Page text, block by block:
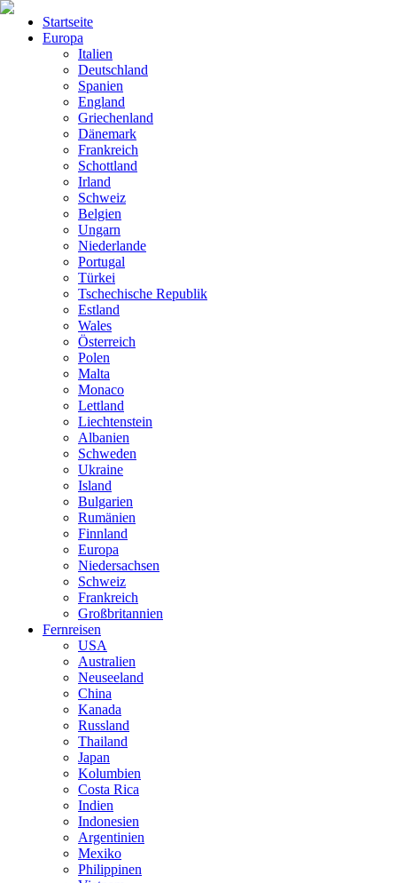
Startseite
Europa
Italien
Deutschland
Spanien
England
Griechenland
Dänemark
Frankreich
Schottland
Irland
Schweiz
Belgien
Ungarn
Niederlande
Portugal
Türkei
Tschechische Republik
Estland
Wales
Österreich
Polen
Malta
Monaco
Lettland
Liechtenstein
Albanien
Schweden
Ukraine
Island
Bulgarien
Rumänien
Finnland
Europa
Niedersachsen
Schweiz
Frankreich
Großbritannien
Fernreisen
USA
Australien
Neuseeland
China
Kanada
Russland
Thailand
Japan
Kolumbien
Costa Rica
Indien
Indonesien
Argentinien
Mexiko
Philippinen